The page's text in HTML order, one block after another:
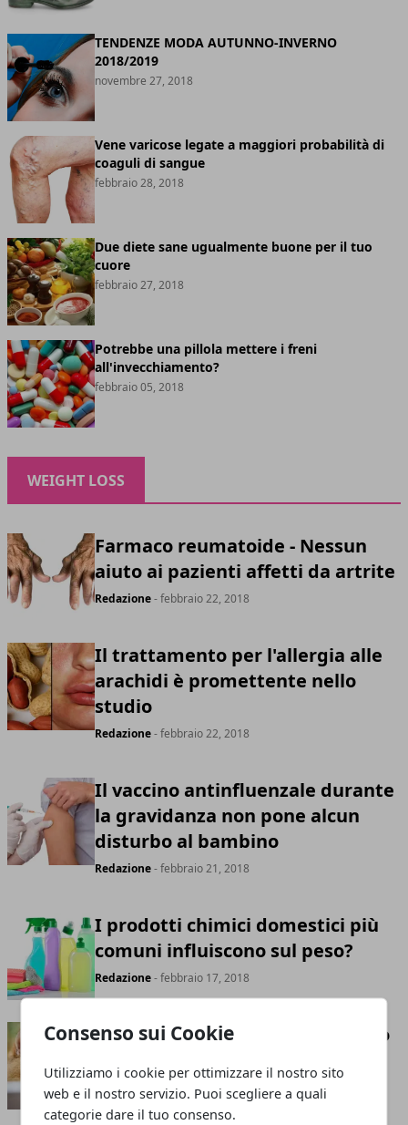
Consenso sui Cookie
Utilizziamo i cookie per ottimizzare il nostro sito
web e il nostro servizio. Puoi scegliere a quali
categorie dare il tuo consenso.
TENDENZE MODA AUTUNNO-INVERNO
2018/2019
novembre 27, 2018
Vene varicose legate a maggiori probabilità di
coaguli di sangue
febbraio 28, 2018
Due diete sane ugualmente buone per il tuo
cuore
febbraio 27, 2018
Potrebbe una pillola mettere i freni
all'invecchiamento?
febbraio 05, 2018
WEIGHT LOSS
Farmaco reumatoide - Nessun
aiuto ai pazienti affetti da artrite
Redazione- febbraio 22, 2018
Il trattamento per l'allergia alle
arachidi è promettente nello
studio
Redazione- febbraio 22, 2018
Il vaccino antinfluenzale durante
la gravidanza non pone alcun
disturbo al bambino
Redazione- febbraio 21, 2018
I prodotti chimici domestici più
comuni influiscono sul peso?
Redazione- febbraio 17, 2018
La dieta perfetta per il tuo gatto
Redazione - febbraio 14, 2018